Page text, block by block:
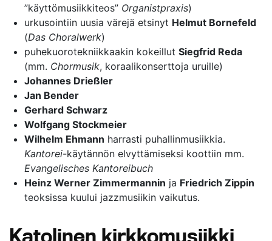
”käyttömusiikkiteos” Organistpraxis)
urkusointiin uusia värejä etsinyt Helmut Bornefeld
(Das Choralwerk)
puhekuorotekniikkaakin kokeillut Siegfrid Reda
(mm. Chormusik, koraalikonserttoja uruille)
Johannes Drießler
Jan Bender
Gerhard Schwarz
Wolfgang Stockmeier
Wilhelm Ehmann harrasti puhallinmusiikkia.
Kantorei-käytännön elvyttämiseksi koottiin mm.
Evangelisches Kantoreibuch
Heinz Werner Zimmermannin ja Friedrich Zippin
teoksissa kuului jazzmusiikin vaikutus.
Katolinen kirkkomusiikki